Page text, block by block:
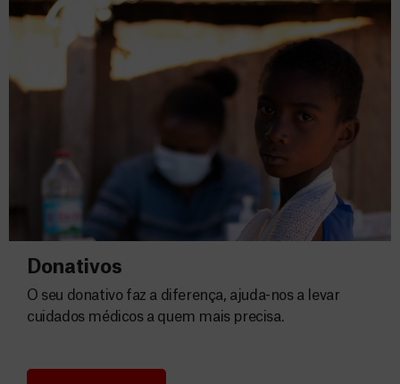
Donativos
O seu donativo faz a diferença, ajuda-nos a levar
cuidados médicos a quem mais precisa.